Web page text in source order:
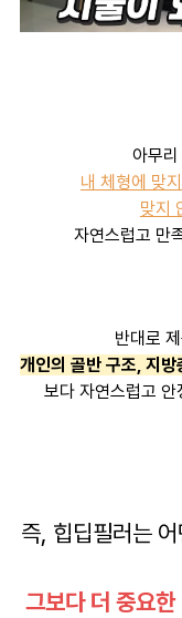
아무
내 체형에 맞
맞지
자연스럽고 만
반대로
개인의 골반 구조, 지
보다 자연스럽고
즉, 힙딥필러는
그보다 더 중요